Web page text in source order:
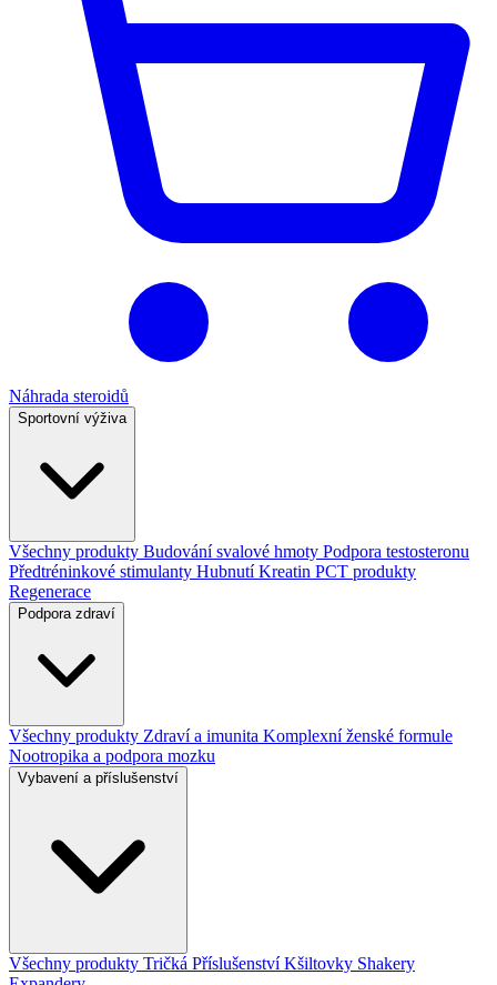
Náhrada steroidů
Sportovní výživa
Všechny produkty Budování svalové hmoty Podpora testosteronu
Předtréninkové stimulanty HubnutíKreatin PCT produkty
Regenerace
Podpora zdraví
Všechny produkty Zdraví a imunita Komplexní ženské formule
Nootropika a podpora mozku
Vybavení a příslušenství
Všechny produkty Tričká PříslušenstvíKšiltovky Shakery